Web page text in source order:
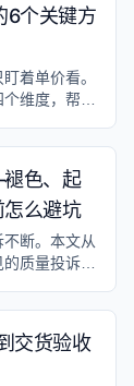
6个关键方
着单价看。
维度，帮你
色、起
么避坑
断。本文从
质量投诉出
交货验收